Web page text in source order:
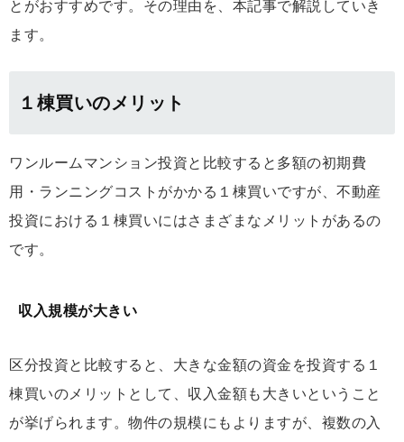
とがおすすめです。その理由を、本記事で解説していき
ます。
１棟買いのメリット
ワンルームマンション投資と比較すると多額の初期費
用・ランニングコストがかかる１棟買いですが、不動産
投資における１棟買いにはさまざまなメリットがあるの
です。
収入規模が大きい
区分投資と比較すると、大きな金額の資金を投資する１
棟買いのメリットとして、収入金額も大きいということ
が挙げられます。物件の規模にもよりますが、複数の入